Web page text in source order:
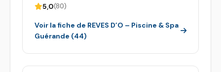
5,0(80)
Voir la fiche de REVES D’O – Piscine & Spa
Guérande (44)